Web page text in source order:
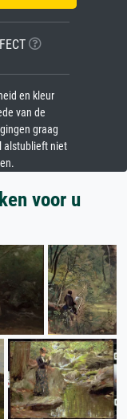
en kleur
van de
graag
alstublieft niet
voor u